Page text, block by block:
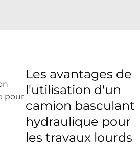
Les avantages de
l'utilisation d'un
camion basculant
hydraulique pour
les travaux lourds